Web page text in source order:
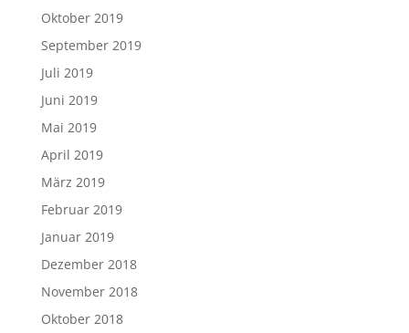
Oktober 2019
September 2019
Juli 2019
Juni 2019
Mai 2019
April 2019
März 2019
Februar 2019
Januar 2019
Dezember 2018
November 2018
Oktober 2018